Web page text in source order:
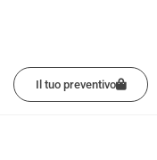
Il tuo preventivo